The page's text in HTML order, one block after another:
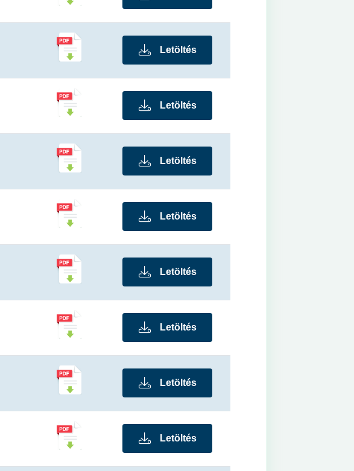
Letöltés
Letöltés
Letöltés
Letöltés
Letöltés
Letöltés
Letöltés
Letöltés